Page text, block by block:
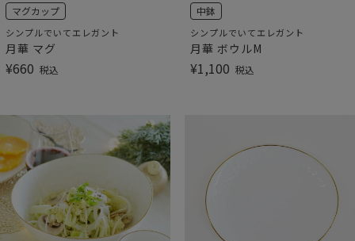
マグカップ
シンプルでいてエレガント
月華 マグ
¥660 税込
中鉢
シンプルでいてエレガント
月華 ボウルM
¥1,100 税込